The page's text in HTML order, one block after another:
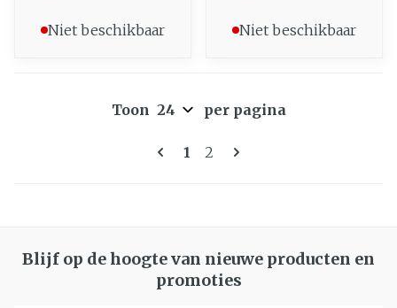
Niet beschikbaar Niet beschikbaar
Pagina's
U lees momenteel pagina
1 Pagina
2
Toon per pagina
Blijf op de hoogte van nieuwe producten en
promoties